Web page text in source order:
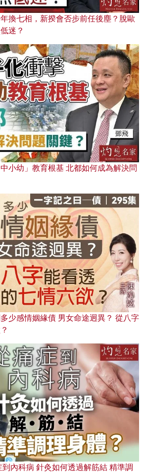
換七相，新揆會否步前任後塵？脫歐
迷？
小幼」教育根基 北都如何成為解決問
少感情姻緣債 男女命途迥異？ 從八字
內科病 針灸如何透過解筋結 精準調